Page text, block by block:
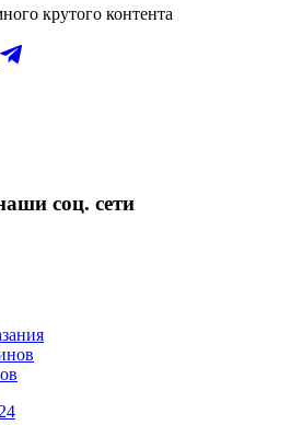
крутого контента
соц. сети